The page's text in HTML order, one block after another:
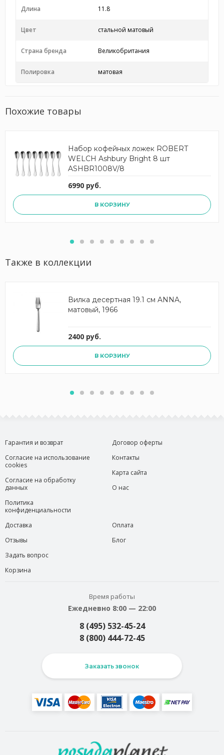
Длина 11.8
Цвет стальной матовый
Страна бренда Великобритания
Полировка матовая
Похожие товары
Набор кофейных ложек ROBERT
WELCH Ashbury Bright 8 шт
ASHBR1008V/8
6990 руб.
В КОРЗИНУ
Также в коллекции
Вилка десертная 19.1 см ANNA,
матовый, 1966
2400 руб.
В КОРЗИНУ
Гарантия и возврат
Согласие на использование
cookies
Согласие на обработку
данных
Политика
конфиденциальности
Договор оферты
Контакты
Карта сайта
О нас
Доставка
Отзывы
Задать вопрос
Корзина
Оплата
Блог
Время работы
Ежедневно 8:00 — 22:00
8 (495) 532-45-24
8 (800) 444-72-45
Заказать звонок